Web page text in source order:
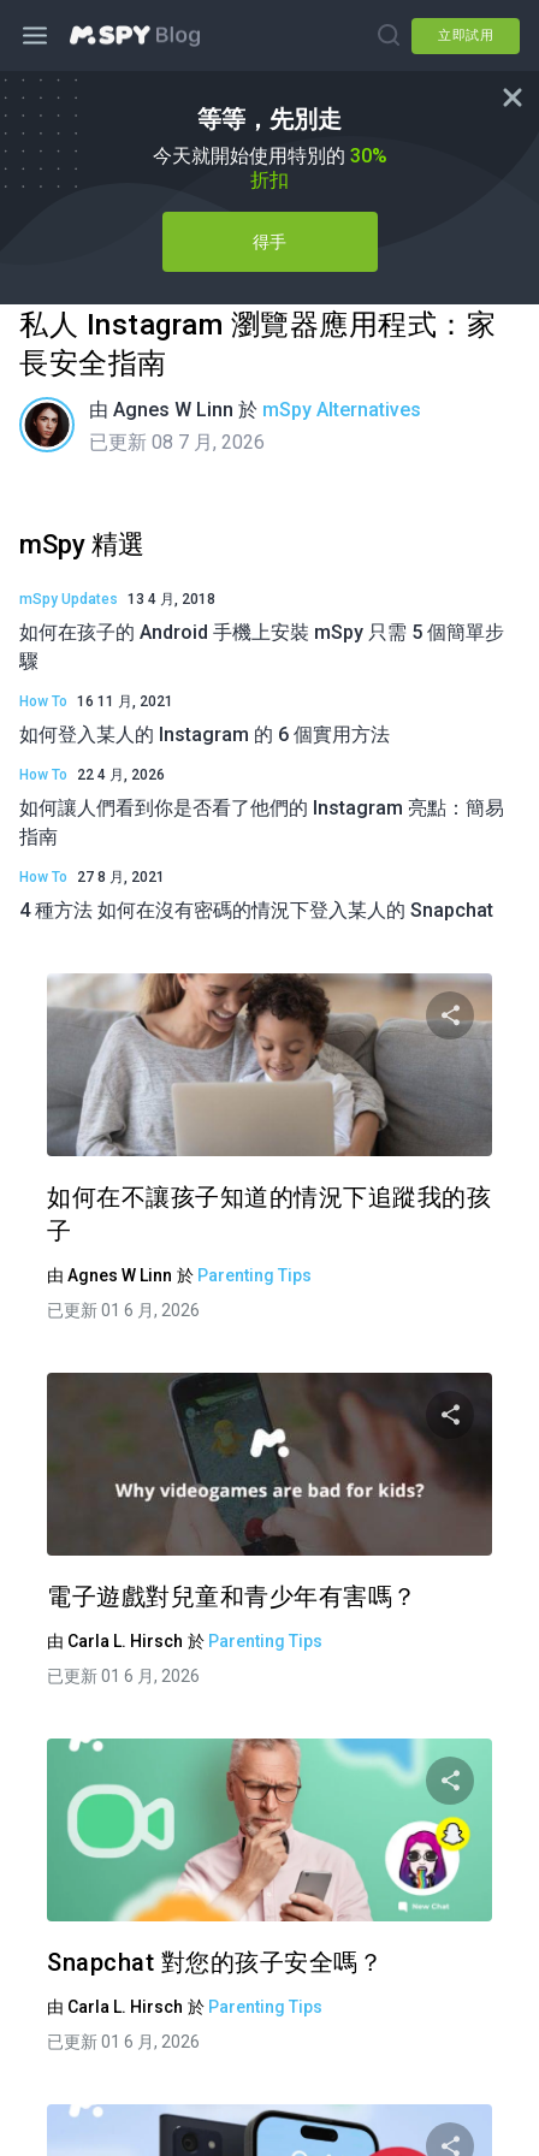
立即試用
等等，先別走
今天就開始使用特別的 30%
折扣
得手
私人 Instagram 瀏覽器應用程式：家
長安全指南
由 Agnes W Linn 於 mSpy Alternatives
已更新 08 7 月, 2026
mSpy 精選
mSpy Updates 13 4 月, 2018
如何在孩子的 Android 手機上安裝 mSpy 只需 5 個簡單步
驟
How To 16 11 月, 2021
如何登入某人的 Instagram 的 6 個實用方法
How To 22 4 月, 2026
如何讓人們看到你是否看了他們的 Instagram 亮點：簡易
指南
How To 27 8 月, 2021
4 種方法 如何在沒有密碼的情況下登入某人的 Snapchat
分
如何在不讓孩子知道的情況下追蹤我的孩
子
由 Agnes W Linn 於 Parenting Tips
已更新 01 6 月, 2026
電子遊戲對兒童和青少年有害嗎？
由 Carla L. Hirsch 於 Parenting Tips
已更新 01 6 月, 2026
Snapchat 對您的孩子安全嗎？
由 Carla L. Hirsch 於 Parenting Tips
已更新 01 6 月, 2026